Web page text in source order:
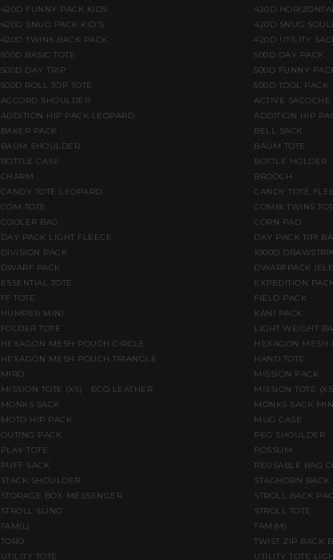
420D FUNNY PACK KIDS 420D
420D SNUG PACK KID'S 420D SNUG
420D TWINS BACK PACK 420D UTILITY
500D BASIC TOTE 500D DAY PACK
500D DAY TRIP 500D FUNNY
500D ROLL TOP TOTE 500D TOOL PACK
ACCORD SHOULDER ACTIVE
ADDITION HIP PACK LEOPARD ADDITION HIP
BAKER PACK BELL SACK
BAUM SHOULDER BAUM TOTE
BOTTLE CASE BOTTLE HOLDER
CHARM BROOCH
CANDY TOTE LEOPARD CANDY TOTE
COM TOTE COMBI TWINS
COOLER BAG CORN PAD
DAY PACK LIGHT FLEECE DAY PACK TIPI
DIVISION PACK 1000D
DWARF PACK DWARFPACK
ESSENTIAL TOTE EXPEDITION
FF TOTE FIELD PACK
HUMPER MINI KANI PACK
FOLDER TOTE LIGHT WEIGHT
HEXAGON MESH POUCH CIRCLE HEXAGON MESH
HEXAGON MESH POUCH TRIANGLE HAND TOTE
MIRO MISSION PACK
MISSION TOTE (XS) ECO LEATHER MISSION TOTE
MONKS SACK MONKS SACK
MOTO HIP PACK MUG CASE
OUTING PACK PEG SHOULDER
PLAY TOTE POSSUM
PUFF SACK REUSABLE BAG
STACK SHOULDER STAGHORN BACK
STORAGE BOX MESSENGER STROLL BACK
STROLL SLING STROLL TOTE
TAM(L) TAM(M)
TORO TWIST ZIP BACK
UTILITY TOTE UTILITY TOTE